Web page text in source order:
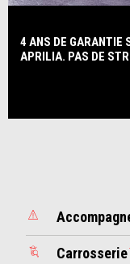
4 ANS DE GARANTIE
APRILIA. PAS DE
Carrosserie